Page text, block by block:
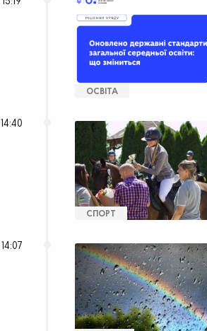
ОСВІТА
14:40
СПОРТ
14:07